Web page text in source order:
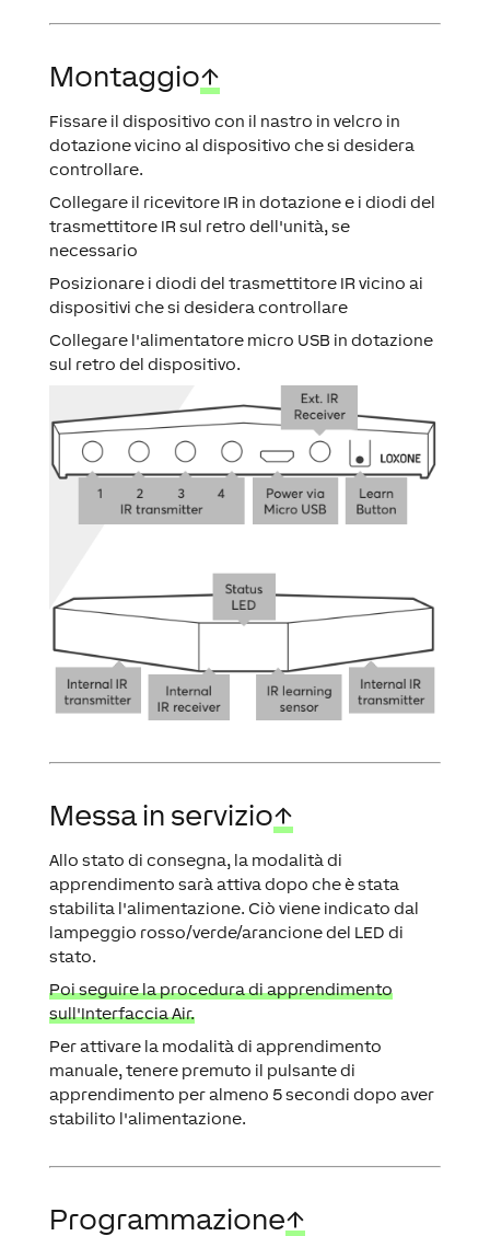
Montaggio↑
Fissare il dispositivo con il nastro in velcro in
dotazione vicino al dispositivo che si desidera
controllare.
Collegare il ricevitore IR in dotazione e i diodi del
trasmettitore IR sul retro dell'unità, se
necessario
Posizionare i diodi del trasmettitore IR vicino ai
dispositivi che si desidera controllare
Collegare l'alimentatore micro USB in dotazione
sul retro del dispositivo.
Messa in servizio↑
Allo stato di consegna, la modalità di
apprendimento sarà attiva dopo che è stata
stabilita l'alimentazione. Ciò viene indicato dal
lampeggio rosso/verde/arancione del LED di
stato.
Poi seguire la procedura di apprendimento
sull'Interfaccia Air.
Per attivare la modalità di apprendimento
manuale, tenere premuto il pulsante di
apprendimento per almeno 5 secondi dopo aver
stabilito l'alimentazione.
Programmazione↑